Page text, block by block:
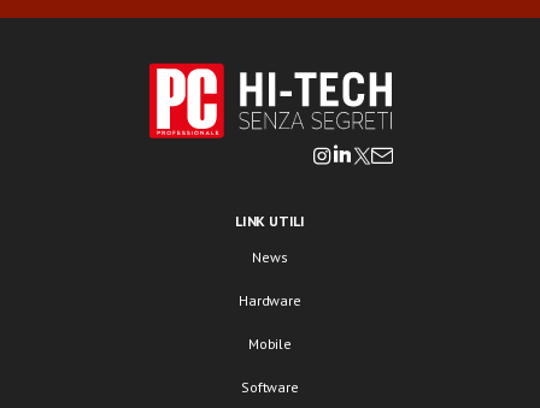
LINK UTILI
News
Hardware
Mobile
Software